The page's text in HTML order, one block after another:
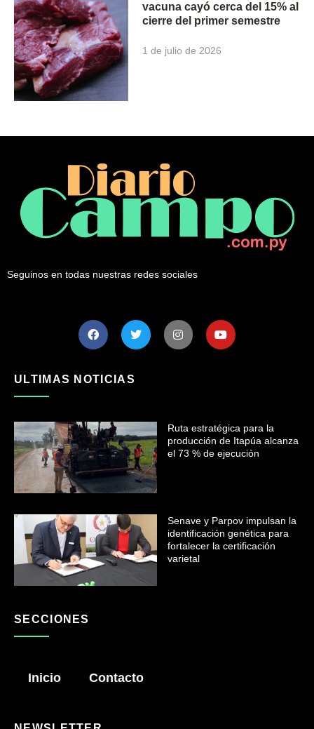
vacuna cayó cerca del 15% al
cierre del primer semestre
1 de julio de 2026
Seguinos en todas nuestras redes sociales
ULTIMAS NOTICIAS
Ruta estratégica para la
producción de Itapúa alcanza
el 73 % de ejecución
Senave y Parpov impulsan la
identificación genética para
fortalecer la certificación
varietal
SECCIONES
Inicio Contacto